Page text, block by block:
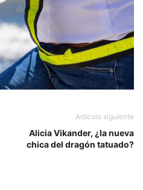
Artículo siguiente
Alicia Vikander, ¿la nueva
chica del dragón tatuado?